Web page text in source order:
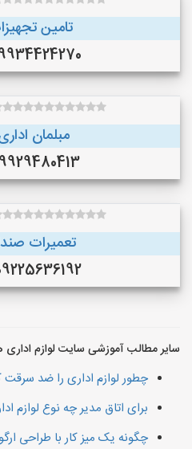
تامین
09934424270
مبلمان
09929480413
تعمیرات
09225636192
سایر مطالب آموزشی سایت لوازم اداری
چطور لوازم اداری را ضد سرقت
برای اتاق مدیر چه نوع
چگونه یک میز کار با طراحی